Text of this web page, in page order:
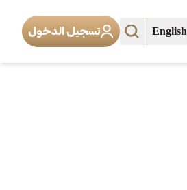
English تسجيل الدخول